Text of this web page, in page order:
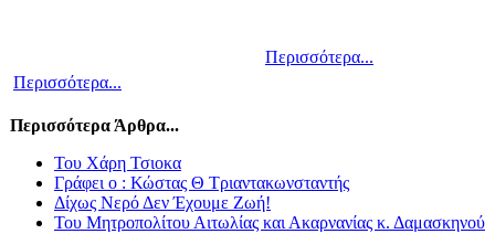
Περισσότερα...
Περισσότερα...
Περισσότερα Άρθρα...
Του Χάρη Τσιοκα
Γράφει ο : Κώστας Θ Τριαντακωνσταντής
Δίχως Νερό Δεν Έχουμε Ζωή!
Του Μητροπολίτου Αιτωλίας και Ακαρνανίας κ. Δαμασκηνού